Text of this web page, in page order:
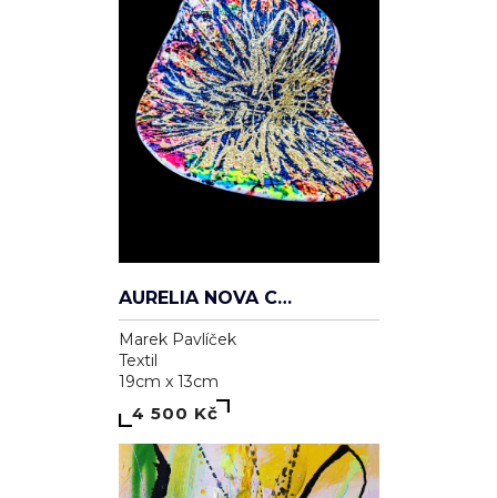
AURELIA NOVA CAP
Marek Pavlíček
Textil
19cm x 13cm
4 500 Kč